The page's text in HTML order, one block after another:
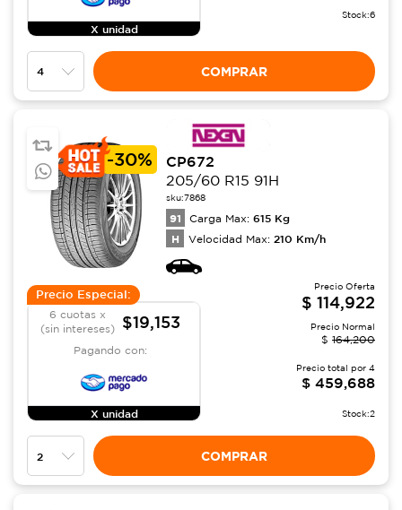
X unidad
Stock:6
COMPRAR
-30%
CP672
205/60 R15 91H
sku:7868
91 Carga Max: 615 Kg
H Velocidad Max: 210 Km/h
Precio Especial:
6 cuotas x
(sin intereses)
$19,153
Pagando con:
X unidad
Precio Oferta
$ 114,922
Precio Normal
$ 164,200
Precio total por 4
$ 459,688
Stock:2
COMPRAR